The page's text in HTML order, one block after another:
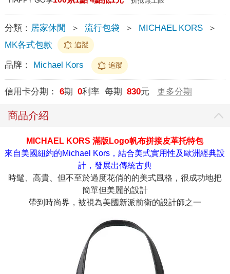
分類： 居家休閒 ＞ 流行包袋 ＞ MICHAEL KORS
＞
MK各式包款
追蹤
品牌： Michael Kors 追蹤
信用卡分期： 6期 0利率 每期 830元 更多分期
商品介紹
MICHAEL KORS 滿版Logo帆布拼接皮革托特包
來自美國紐約的Michael Kors，結合美式實用性及歐洲經典設
計，發展出傳統古典
時髦、高貴、但不至於過度花俏的的美式風格，很成功地把
簡單但美麗的設計
帶到時尚界，被視為美國新派前衛的設計師之一